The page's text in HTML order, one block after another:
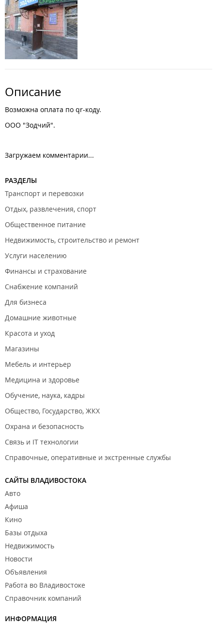
Описание
Возможна оплата по qr-коду.
ООО "Зодчий".
Загружаем комментарии...
РАЗДЕЛЫ
Транспорт и перевозки
Отдых, развлечения, спорт
Общественное питание
Недвижимость, строительство и ремонт
Услуги населению
Финансы и страхование
Снабжение компаний
Для бизнеса
Домашние животные
Красота и уход
Магазины
Мебель и интерьер
Медицина и здоровье
Обучение, наука, кадры
Общество, Государство, ЖКХ
Охрана и безопасность
Связь и IT технологии
Справочные, оперативные и экстренные службы
САЙТЫ ВЛАДИВОСТОКА
Авто
Афиша
Кино
Базы отдыха
Недвижимость
Новости
Объявления
Работа во Владивостоке
Справочник компаний
ИНФОРМАЦИЯ